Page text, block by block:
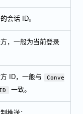
会话 ID。
，一般为当前登录
ID，一般与
Conve
一致。